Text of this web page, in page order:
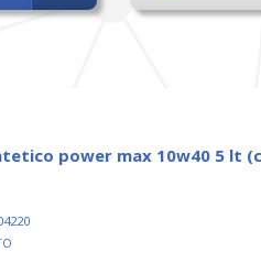
power max 10w40 5 lt